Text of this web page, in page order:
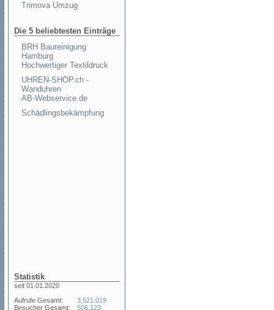
Trimova Umzug
Die 5 beliebtesten Einträge
BRH Baureinigung
Hamburg
Hochwertiger Textildruck
UHREN-SHOP.ch -
Wanduhren
AB-Webservice.de
Schädlingsbekämpfung
Statistik
seit 01.01.2020
Aufrufe Gesamt:
Besucher Gesamt:
3.521.019
506.123